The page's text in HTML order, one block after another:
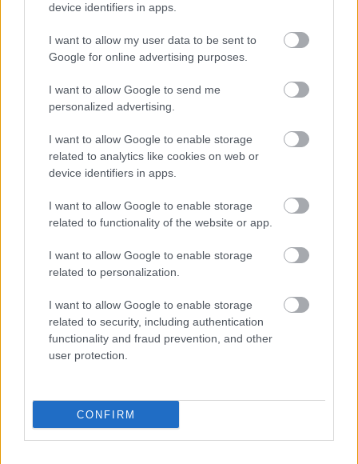
device identifiers in apps.
I want to allow my user data to be sent to
Google for online advertising purposes.
I want to allow Google to send me
personalized advertising.
I want to allow Google to enable storage
related to analytics like cookies on web or
device identifiers in apps.
I want to allow Google to enable storage
related to functionality of the website or app.
I want to allow Google to enable storage
related to personalization.
I want to allow Google to enable storage
related to security, including authentication
functionality and fraud prevention, and other
user protection.
CONFIRM
KÖVETKEZŐ POSZT
A maffiafőnök fia sírt az étteremben, amíg
a pincérnő azt nem mondta: „Csak egy
anya kell neki”